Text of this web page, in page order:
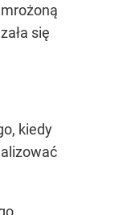
się
kiedy